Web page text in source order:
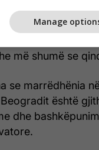
jemi në gjendje ta
dhe
më shumë se
se marrëdhënia
është
dhe
Manage